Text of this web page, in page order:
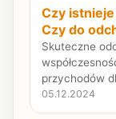
Czy
Czy do
Skuteczne
przychodów
05.12.2024